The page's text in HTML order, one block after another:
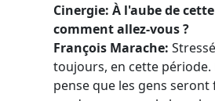
Cinergie: À l'aube de
comment allez-vous ?
François Marache:
toujours, en cette période.
pense que les gens seront